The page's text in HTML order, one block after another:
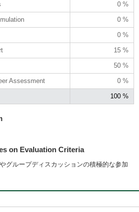
0 %
0 %
0 %
15 %
50 %
Assessment 0 %
100 %
on Evaluation Criteria
グループディスカッションの積極的な参加